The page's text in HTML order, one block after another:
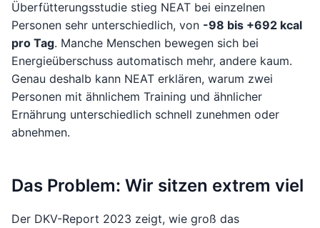
Überfütterungsstudie stieg NEAT bei einzelnen
Personen sehr unterschiedlich, von -98 bis +692 kcal
pro Tag. Manche Menschen bewegen sich bei
Energieüberschuss automatisch mehr, andere kaum.
Genau deshalb kann NEAT erklären, warum zwei
Personen mit ähnlichem Training und ähnlicher
Ernährung unterschiedlich schnell zunehmen oder
abnehmen.
Das Problem: Wir sitzen extrem viel
Der DKV-Report 2023 zeigt, wie groß das